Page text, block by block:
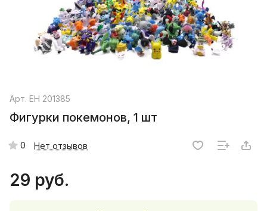
Арт. EH 201385
Фигурки покемонов, 1 шт
0 Нет отзывов
29 руб.